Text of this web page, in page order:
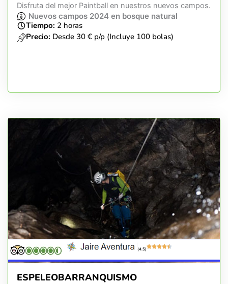
Disfruta del mejor Paintball en nuestros nuevos campos.
Nuevos campos 2024 en bosque natural
Tiempo: 2 horas
Precio: Desde 30 € p/p (Incluye 100 bolas)
(4.5)
ESPELEOBARRANQUISMO